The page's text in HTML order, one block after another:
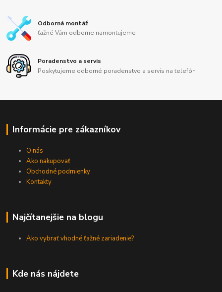
Odborná montáž
ťažné Vám odborne namontujeme
Poradenstvo a servis
Poskytujeme odborné poradenstvo a servis na telefón
Informácie pre zákazníkov
O nás
Ako nakupovať
Obchodné podmienky
Kontakty
Najčítanejšie na blogu
Ako vybrať vhodné ťažné zariadenie?
Kde nás nájdete